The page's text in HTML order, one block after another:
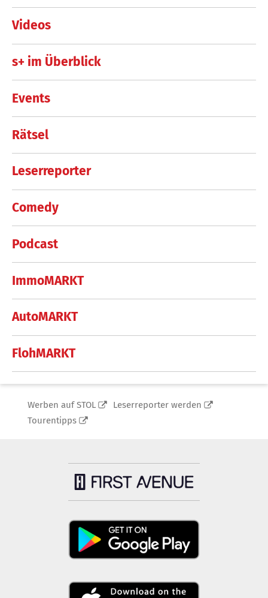
Videos
s+ im Überblick
Events
Rätsel
Leserreporter
Comedy
Podcast
ImmoMARKT
AutoMARKT
FlohMARKT
Werben auf STOL
Leserreporter werden
Tourentipps